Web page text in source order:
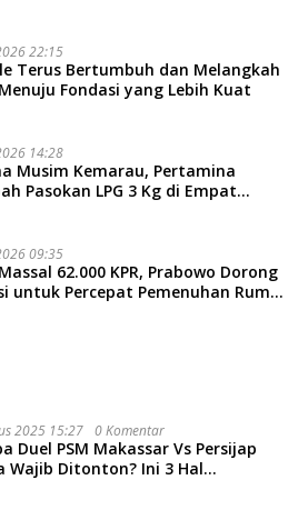
22:15
Terus Bertumbuh dan Melangkah
Fondasi yang Lebih Kuat
14:28
Musim Kemarau, Pertamina
Pasokan LPG 3 Kg di Empat
09:35
62.000 KPR, Prabowo Dorong
untuk Percepat Pemenuhan Rumah
2025 15:27 0 Komentar
Duel PSM Makassar Vs Persijap
Wajib Ditonton? Ini 3 Hal